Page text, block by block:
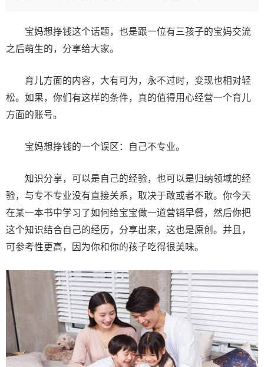
宝妈想挣钱这个话题，也是跟一位有三孩子的宝妈交流
之后萌生的，分享给大家。
育儿方面的内容，大有可为，永不过时，变现也相对轻
松。如果，你们有这样的条件，真的值得用心经营一个育儿
方面的账号。
宝妈想挣钱的一个误区：自己不专业。
知识分享，可以是自己的经验，也可以是归纳领域的经
验，与专不专业没有直接关系，取决于敢或者不敢。你今天
在某一本书中学习了如何给宝宝做一道营销早餐，然后你把
这个知识结合自己的经历，分享出来，这也是原创。并且，
可参考性更高，因为你和你的孩子吃得很美味。